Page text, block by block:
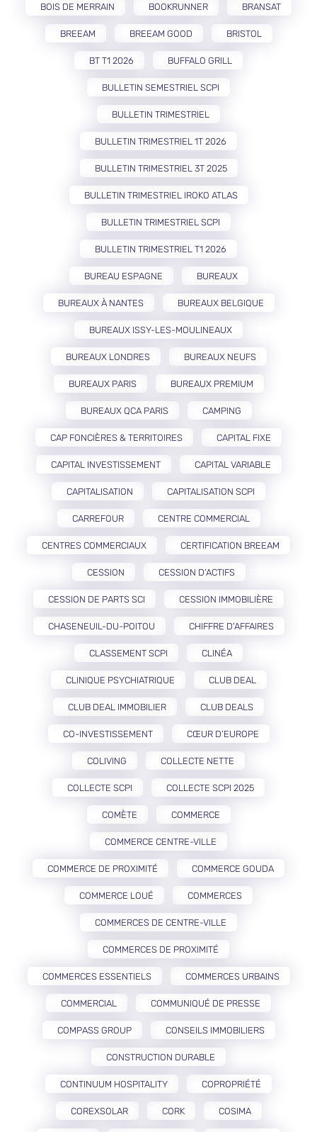
BOIS DE MERRAIN BOOKRUNNER BRANSAT
BREEAM BREEAM GOOD BRISTOL
BT T1 2026 BUFFALO GRILL
BULLETIN SEMESTRIEL SCPI
BULLETIN TRIMESTRIEL
BULLETIN TRIMESTRIEL 1T 2026
BULLETIN TRIMESTRIEL 3T 2025
BULLETIN TRIMESTRIEL IROKO ATLAS
BULLETIN TRIMESTRIEL SCPI
BULLETIN TRIMESTRIEL T1 2026
BUREAU ESPAGNE BUREAUX
BUREAUX À NANTES BUREAUX BELGIQUE
BUREAUX ISSY-LES-MOULINEAUX
BUREAUX LONDRES BUREAUX NEUFS
BUREAUX PARIS BUREAUX PREMIUM
BUREAUX QCA PARIS CAMPING
CAP FONCIÈRES & TERRITOIRES CAPITAL FIXE
CAPITAL INVESTISSEMENT CAPITAL VARIABLE
CAPITALISATION CAPITALISATION SCPI
CARREFOUR CENTRE COMMERCIAL
CENTRES COMMERCIAUX CERTIFICATION BREEAM
CESSION CESSION D’ACTIFS
CESSION DE PARTS SCI CESSION IMMOBILIÈRE
CHASENEUIL-DU-POITOU CHIFFRE D'AFFAIRES
CLASSEMENT SCPI CLINÉA
CLINIQUE PSYCHIATRIQUE CLUB DEAL
CLUB DEAL IMMOBILIER CLUB DEALS
CO-INVESTISSEMENT CŒUR D’EUROPE
COLIVING COLLECTE NETTE
COLLECTE SCPI COLLECTE SCPI 2025
COMÈTE COMMERCE
COMMERCE CENTRE-VILLE
COMMERCE DE PROXIMITÉ COMMERCE GOUDA
COMMERCE LOUÉ COMMERCES
COMMERCES DE CENTRE-VILLE
COMMERCES DE PROXIMITÉ
COMMERCES ESSENTIELS COMMERCES URBAINS
COMMERCIAL COMMUNIQUÉ DE PRESSE
COMPASS GROUP CONSEILS IMMOBILIERS
CONSTRUCTION DURABLE
CONTINUUM HOSPITALITY COPROPRIÉTÉ
COREXSOLAR CORK COSIMA